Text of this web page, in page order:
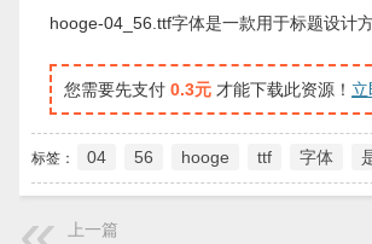
hooge-04_56.ttf字体是一款用于标题设计
您需要先支付 0.3元 才能下载此资源！
标签： 04 56 hooge ttf 字体
上一篇